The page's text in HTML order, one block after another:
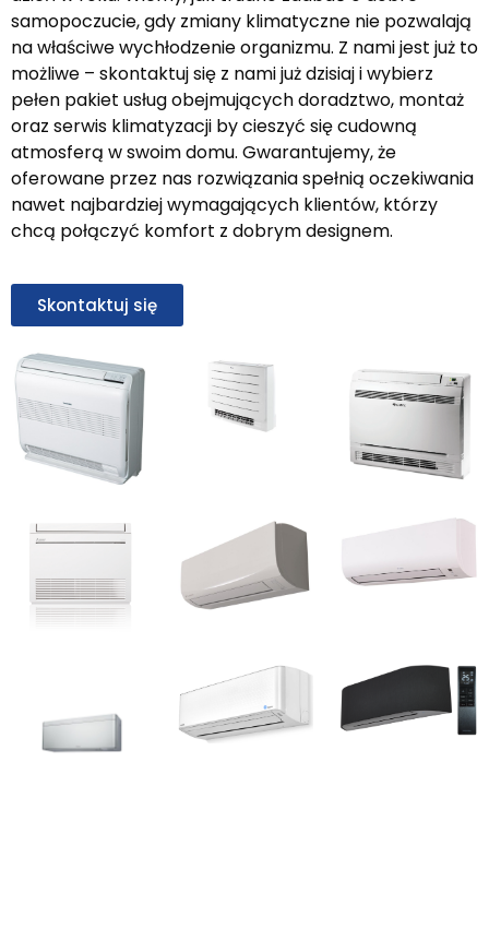
samopoczucie, gdy zmiany klimatyczne nie pozwalają
na właściwe wychłodzenie organizmu. Z nami jest już to
możliwe – skontaktuj się z nami już dzisiaj i wybierz
pełen pakiet usług obejmujących doradztwo, montaż
oraz serwis klimatyzacji by cieszyć się cudowną
atmosferą w swoim domu. Gwarantujemy, że
oferowane przez nas rozwiązania spełnią oczekiwania
nawet najbardziej wymagających klientów, którzy
chcą połączyć komfort z dobrym designem.
Skontaktuj się